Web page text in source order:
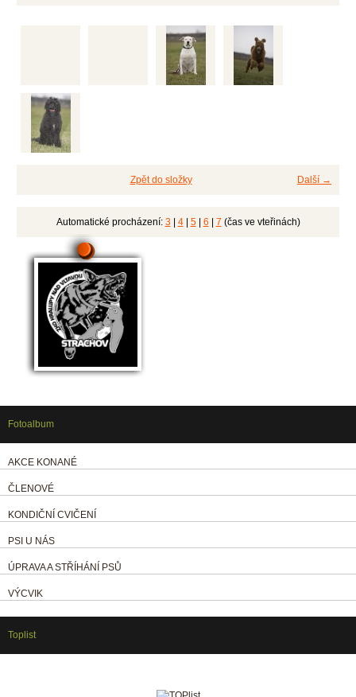
Další →
Zpět do složky
Automatické procházení: 3 4| 5| 6 7 (čas ve vteřinách)
Fotoalbum
AKCE KONANÉ
ČLENOVÉ
KONDIČNÍ CVIČENÍ
PSI U NÁS
ÚPRAVA A STŘÍHÁNÍ PSŮ
VÝCVIK
Toplist